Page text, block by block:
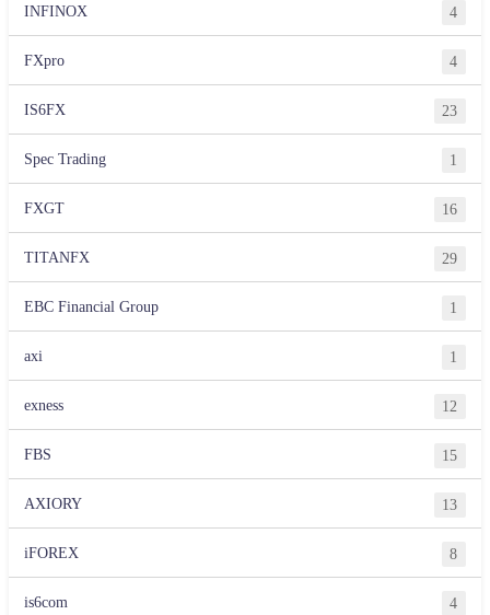
INFINOX 4
FXpro 4
IS6FX 23
Spec Trading 1
FXGT 16
TITANFX 29
EBC Financial Group 1
axi 1
exness 12
FBS 15
AXIORY 13
iFOREX 8
is6com 4